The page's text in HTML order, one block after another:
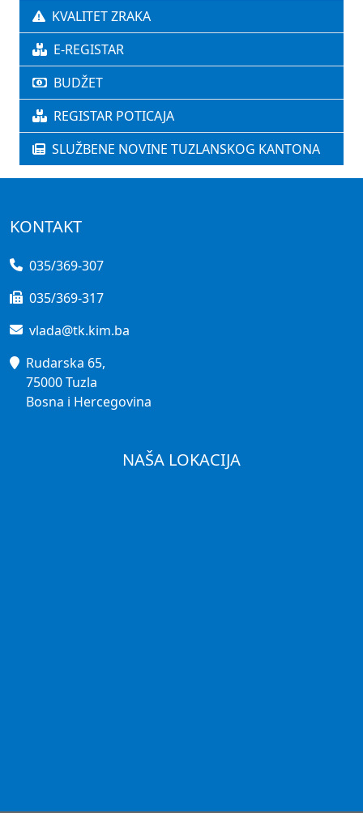
KVALITET ZRAKA
E-REGISTAR
BUDŽET
REGISTAR POTICAJA
SLUŽBENE NOVINE TUZLANSKOG KANTONA
KONTAKT
035/369-307
035/369-317
vlada@tk.kim.ba
Rudarska 65,
75000 Tuzla
Bosna i Hercegovina
NAŠA LOKACIJA